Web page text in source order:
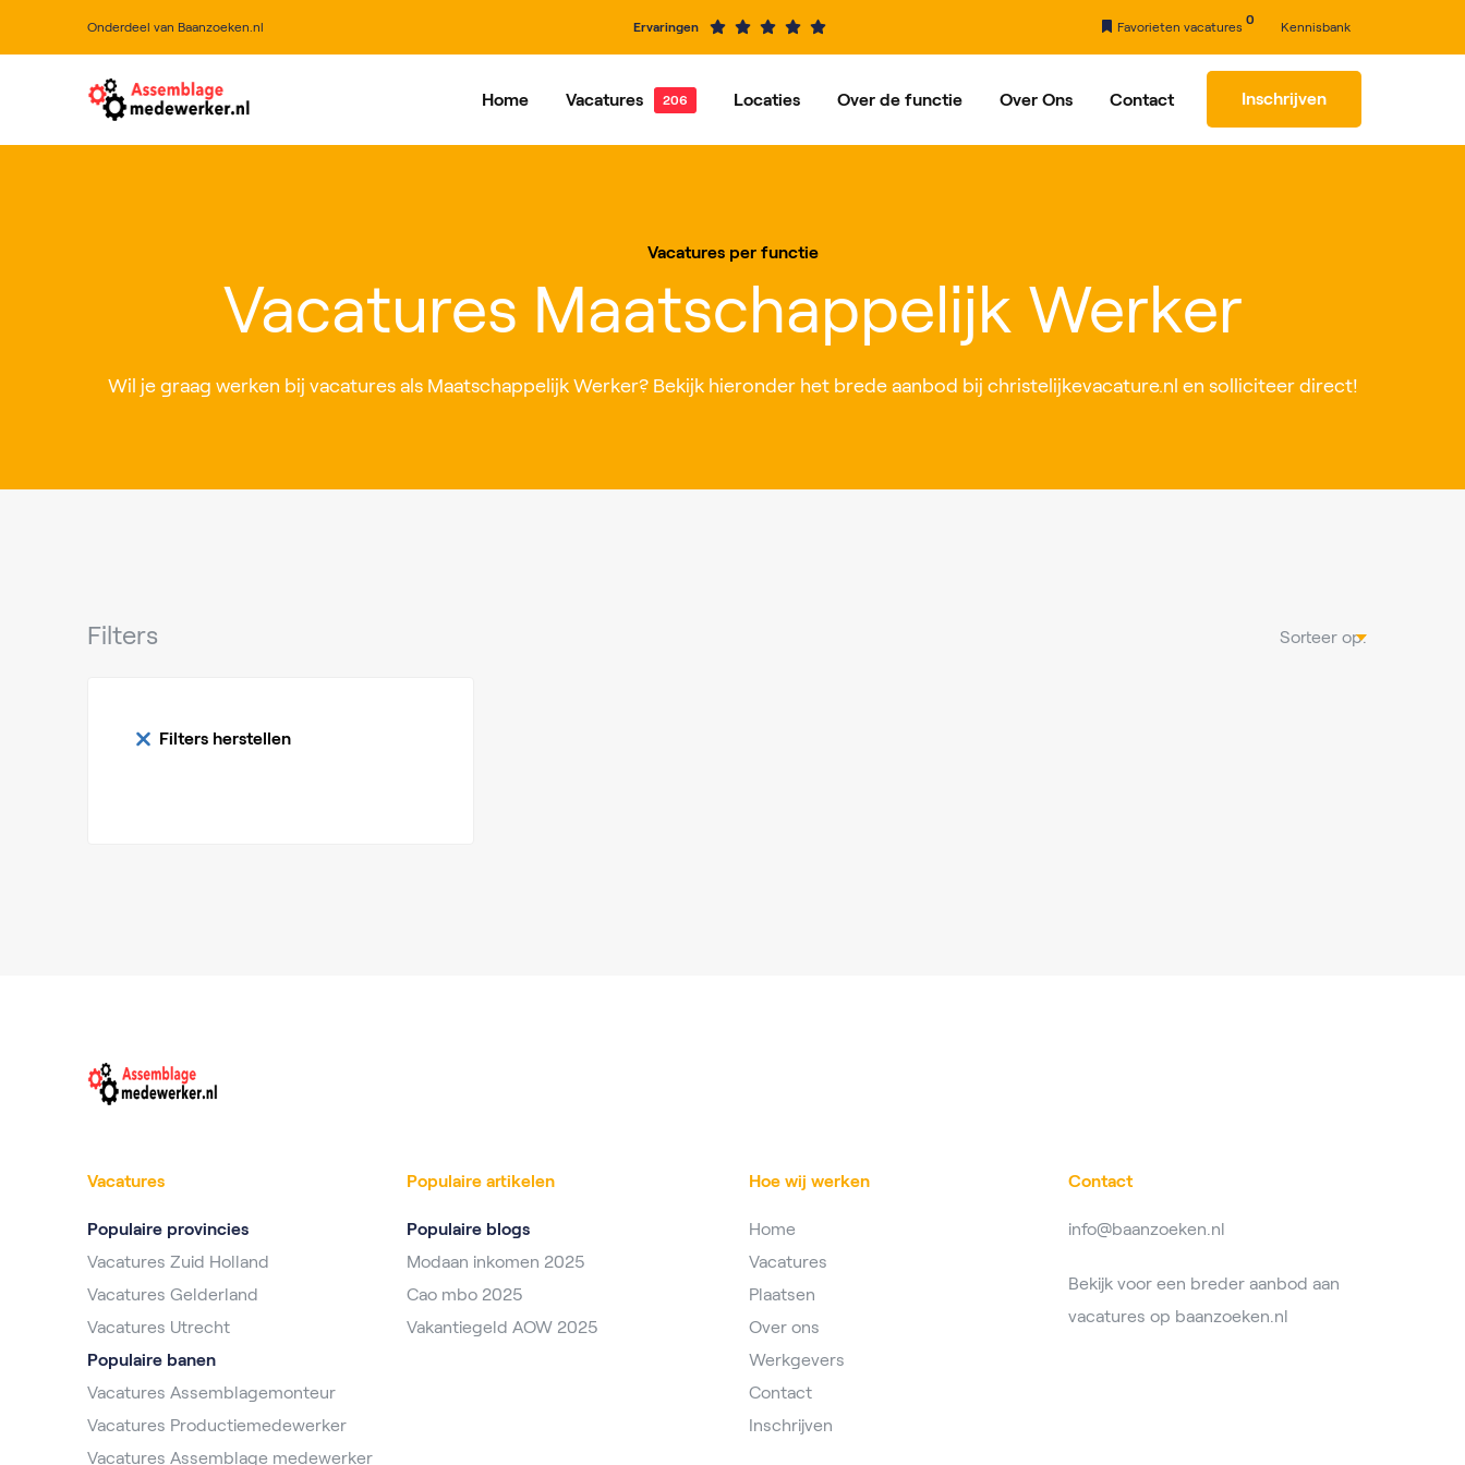
Onderdeel van Baanzoeken.nl Ervaringen Favorieten vacatures
0
Kennisbank
Home Vacatures Locaties
Roosendaal Nieuwegein
Over de functie Over Ons Contact Inschrijven
Vacatures per functie
Vacatures Maatschappelijk Werker
Wil je graag werken bij vacatures als Maatschappelijk Werker? Bekijk hieronder het brede aanbod bij christelijkevacature.nl en solliciteer direct!
Filters Sorteer op:
Filters herstellen
Vacatures
Populaire provincies
Vacatures Zuid Holland
Vacatures Gelderland
Vacatures Utrecht
Populaire banen
Vacatures Assemblagemonteur
Vacatures Productiemedewerker
Vacatures Assemblage medewerker
Populaire artikelen
Populaire blogs
Modaan inkomen 2025
Cao mbo 2025
Vakantiegeld AOW 2025
Hoe wij werken
Home
Vacatures
Plaatsen
Over ons
Werkgevers
Contact
Inschrijven
Contact
info@baanzoeken.nl
Bekijk voor een breder aanbod aan
vacatures op baanzoeken.nl